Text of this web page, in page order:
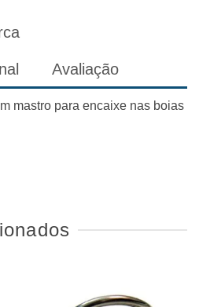
Avaliação
mastro para encaixe nas boias